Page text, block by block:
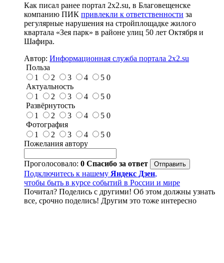
Как писал ранее портал 2х2.su, в Благовещенске
компанию ПИК привлекли к ответственности за
регулярные нарушения на стройплощадке жилого
квартала «Зея парк» в районе улиц 50 лет Октября и
Шафира.
Автор: Информационная служба портала 2x2.su
Польза
1
2 3 4 5 0
Актуальность
1
2 3 4 5 0
Развёрнутость
1
2 3 4 5 0
Фотография
1
2 3 4 5 0
Пожелания автору
Проголосовало: 0 Спасибо за ответ
Подключитесь к нашему Яндекс Дзен,
чтобы быть в курсе событий в России и мире
Почитал? Поделись с другими! Об этом должны узнать
все, срочно поделись! Другим это тоже интересно